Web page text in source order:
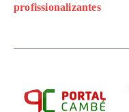
profissionalizantes